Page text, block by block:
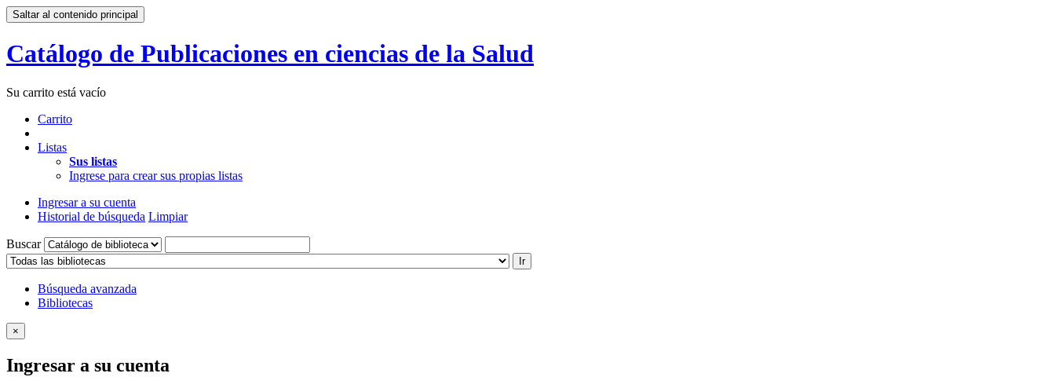
Saltar al contenido principal
Catálogo de Publicaciones en ciencias de la Salud
Su carrito está vacío
Carrito
Listas
Sus listas
Ingrese para crear sus propias listas
Ingresar a su cuenta
Historial de búsqueda Limpiar
Buscar
Ir
Búsqueda avanzada
Bibliotecas
×
Ingresar a su cuenta